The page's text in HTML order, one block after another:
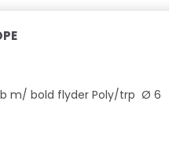
m/ bold flyder Poly/trp Ø 6